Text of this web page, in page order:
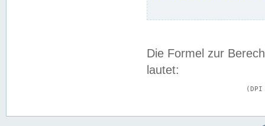
Die Formel zur
lautet: